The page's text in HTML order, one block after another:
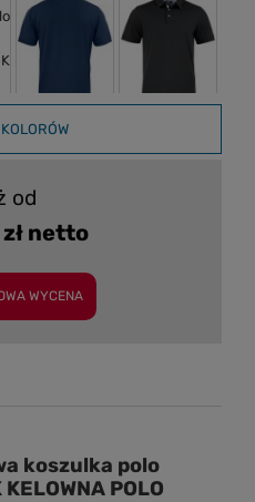
od
netto
WYCENA
koszulka polo
POLO